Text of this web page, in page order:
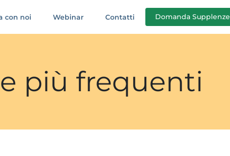
con noi Webinar Contatti Domanda Supplenze
più frequenti